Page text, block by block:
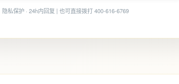
隐私保护 · 24h内回复 | 也可直接拨打 400-616-6769